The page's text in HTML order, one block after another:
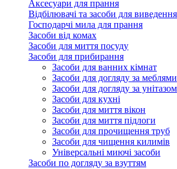
Аксесуари для прання
Відбілювачі та засоби для
Господарчі мила для прання
Засоби від комах
Засоби для миття посуду
Засоби для прибирання
Засоби для ванних кімнат
Засоби для догляду за меблями
Засоби для догляду за унітазом
Засоби для кухні
Засоби для миття вікон
Засоби для миття підлоги
Засоби для прочищення труб
Засоби для чищення килимів
Універсальні миючі засоби
Засоби по догляду за взуттям